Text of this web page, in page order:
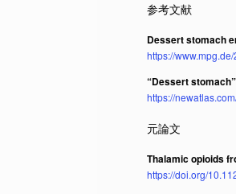
Dessert stomach
https://
“Dessert
https://
Thalamic opioids
https://doi.org/